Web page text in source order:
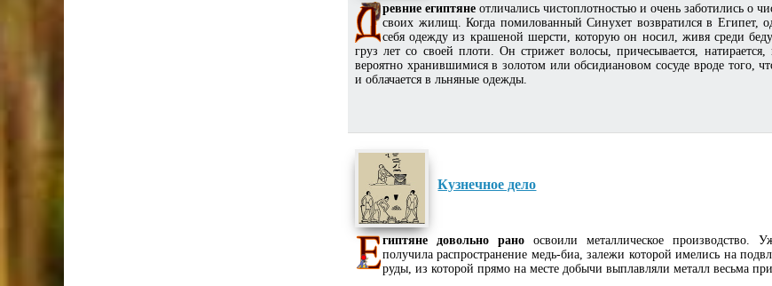
ревние египтяне отличались чистоплотностью и очень заботились о
своих жилищ. Когда помилованный Синухет возвратился в Египет,
себя одежду из крашеной шерсти, которую он носил, живя среди
груз лет со своей плоти. Он стрижет волосы, причесывается,
вероятно хранившимися в золотом или обсидиановом сосуде вроде
и облачается в льняные одежды.
Кузнечное дело
гиптяне довольно рано освоили металлическое производство.
получила распространение медь-биа, залежи которой имелись на
руды, из которой прямо на месте добычи выплавляли металл весьма